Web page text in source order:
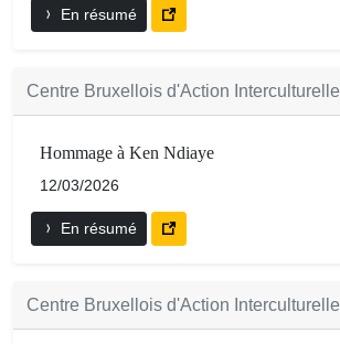
En résumé
Centre Bruxellois d'Action Interculturelle
Hommage à Ken Ndiaye
12/03/2026
En résumé
Centre Bruxellois d'Action Interculturelle